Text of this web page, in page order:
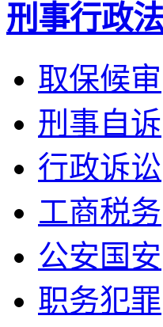
刑事行政
取保候审
刑事自诉
行政诉讼
工商税务
公安国安
职务犯罪